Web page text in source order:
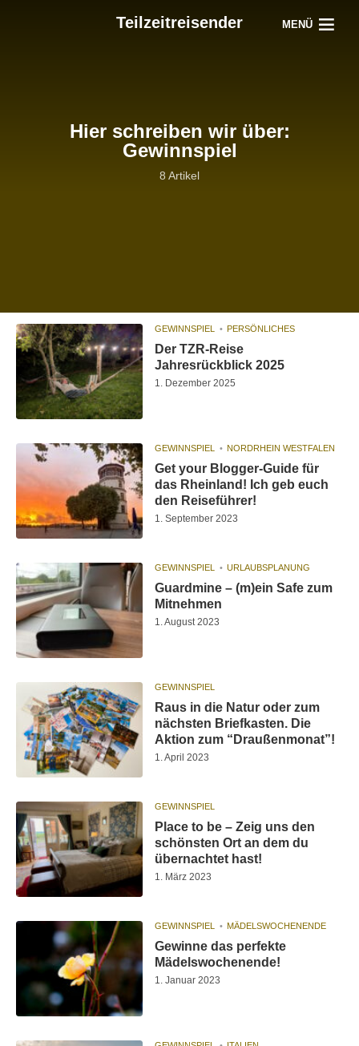
Teilzeitreisender MENÜ
Hier schreiben wir über:
Gewinnspiel
8 Artikel
GEWINNSPIEL PERSÖNLICHES
Der TZR-Reise
Jahresrückblick 2025
1. Dezember 2025
GEWINNSPIEL NORDRHEIN WESTFALEN
Get your Blogger-Guide für
das Rheinland! Ich geb euch
den Reiseführer!
1. September 2023
GEWINNSPIEL URLAUBSPLANUNG
Guardmine – (m)ein Safe zum
Mitnehmen
1. August 2023
GEWINNSPIEL
Raus in die Natur oder zum
nächsten Briefkasten. Die
Aktion zum “Draußenmonat”!
1. April 2023
GEWINNSPIEL
Place to be – Zeig uns den
schönsten Ort an dem du
übernachtet hast!
1. März 2023
GEWINNSPIEL MÄDELSWOCHENENDE
Gewinne das perfekte
Mädelswochenende!
1. Januar 2023